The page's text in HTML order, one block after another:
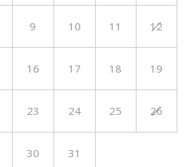
9 10 11 12
16 17 18 19
23 24 25 26
30 31